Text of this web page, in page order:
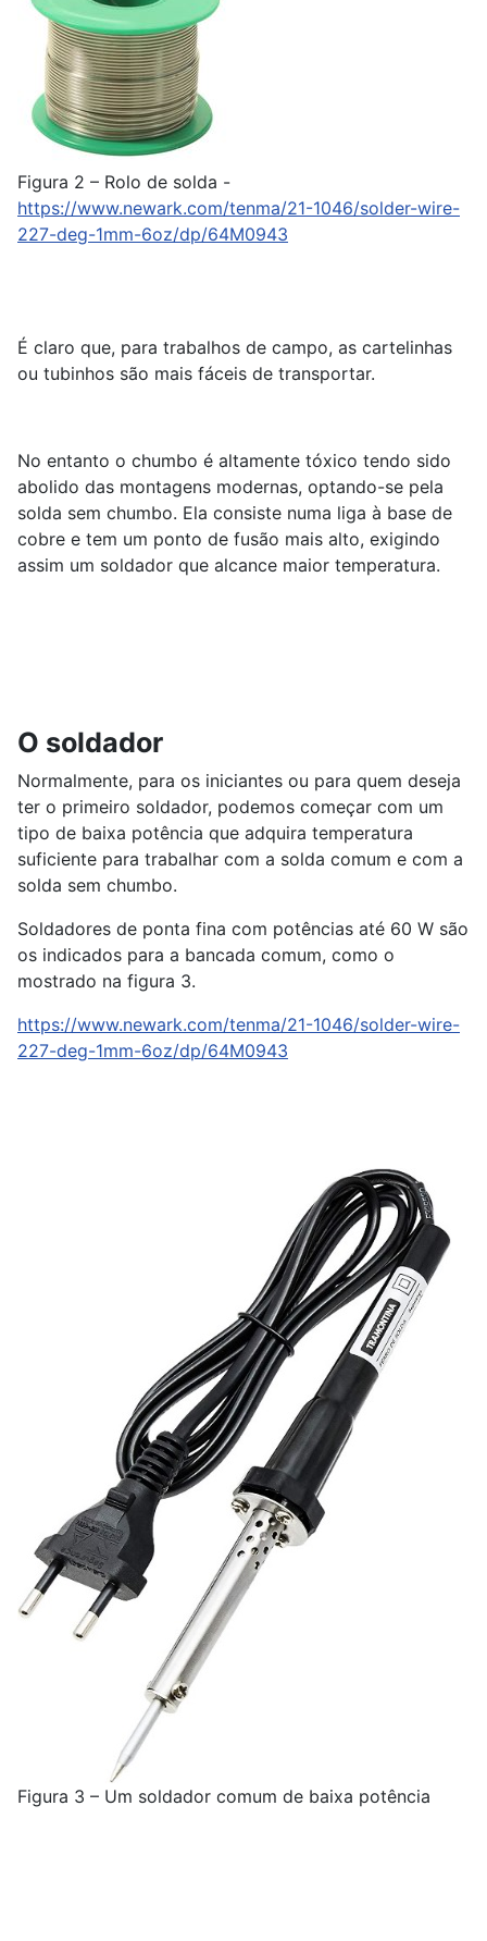
Figura 2 – Rolo de solda -
https://www.newark.com/tenma/21-1046/solder-wire-
227-deg-1mm-6oz/dp/64M0943
É claro que, para trabalhos de campo, as cartelinhas
ou tubinhos são mais fáceis de transportar.
No entanto o chumbo é altamente tóxico tendo sido
abolido das montagens modernas, optando-se pela
solda sem chumbo. Ela consiste numa liga à base de
cobre e tem um ponto de fusão mais alto, exigindo
assim um soldador que alcance maior temperatura.
O soldador
Normalmente, para os iniciantes ou para quem deseja
ter o primeiro soldador, podemos começar com um
tipo de baixa potência que adquira temperatura
suficiente para trabalhar com a solda comum e com a
solda sem chumbo.
Soldadores de ponta fina com potências até 60 W são
os indicados para a bancada comum, como o
mostrado na figura 3.
https://www.newark.com/tenma/21-1046/solder-wire-
227-deg-1mm-6oz/dp/64M0943
Figura 3 – Um soldador comum de baixa potência